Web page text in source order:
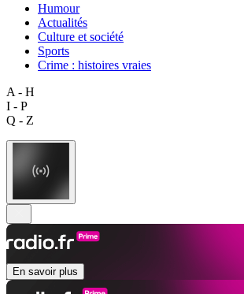
Humour
Actualités
Culture et société
Sports
Crime : histoires vraies
A - H
I - P
Q - Z
En savoir plus